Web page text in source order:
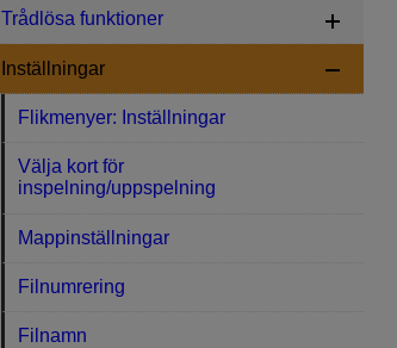
Trådlösa funktioner
Inställningar
Flikmenyer: Inställningar
Välja kort för
inspelning/uppspelning
Mappinställningar
Filnumrering
Filnamn